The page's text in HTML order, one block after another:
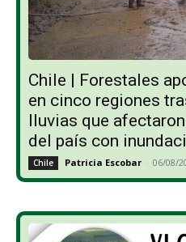
Chile | Forestales
en cinco regiones
lluvias que
del país con
Chile Patricia Escobar - 06/08/